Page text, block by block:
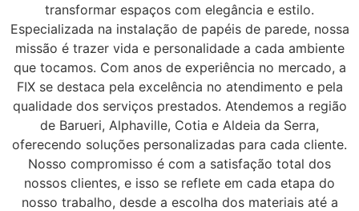
transformar espaços com elegância e estilo.
Especializada na instalação de papéis de parede, nossa
missão é trazer vida e personalidade a cada ambiente
que tocamos. Com anos de experiência no mercado, a
FIX se destaca pela excelência no atendimento e pela
qualidade dos serviços prestados. Atendemos a região
de Barueri, Alphaville, Cotia e Aldeia da Serra,
oferecendo soluções personalizadas para cada cliente.
Nosso compromisso é com a satisfação total dos
nossos clientes, e isso se reflete em cada etapa do
nosso trabalho, desde a escolha dos materiais até a